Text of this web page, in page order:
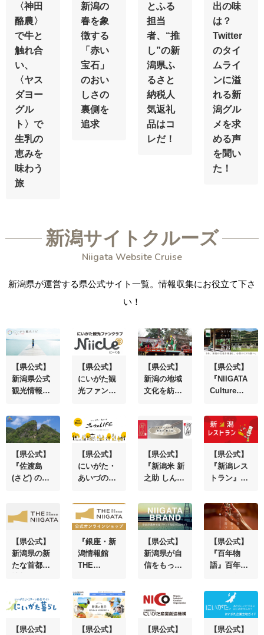
〈神田
酪農〉
で牛と
触れ合
い、
〈ヤス
ダヨー
グル
ト〉で
生乳の
恵みを
味わう
旅
新潟の
春を象
徴する
「赤い
宝石」
のおい
しさの
裏側を
追求
とふる
担当
者、“推
し”の新
潟県ふ
るさと
納税人
気返礼
品はコ
レだ！
出の味
は？
Twitter
のタイ
ムライ
ンに溢
れる新
潟グル
メを求
める声
を聞い
た！
新潟サイトクルーズ
Niigata Website Cruise
新潟県が運営する県公式サイト一覧。情報収集にお役立て下さ
い！
【県公式】
新潟県公式
観光情報サ
がた観光ナ
ビ』
【県公式】
にいがた観
光ファンク
ーくる) 』
【県公式】
新潟の地域
文化を紡ぎ
語』
【県公式】
『NIIGATA
Culture
新潟の文化
を体感する
新たな旅の
ご提案
【県公式】
『佐渡島
(さど) の金
【県公式】
にいがた・
あいづの魅
WEBマガジ
ン『ごっつ
ぉＬＩＦ
Ｅ』
【県公式】
『新潟米 新
之助 しんの
めく大粒、
コクと甘み
が満ちてい
る
【県公式】
『新潟レス
トラン』県
る「新潟の
食」
【県公式】
新潟県の新
たな首都圏
新潟情報館
THE
NIIGATA』
『銀座・新
潟情報館
THE
ラインショ
ップ
【県公式】
新潟県が自
信をもって
物
『NIIGATA
BRAND』
【県公式】
『百年物
語』百年の
る・楽しむ
道具の提案
【県公式】
【県公式】
【県公式】
【県公式】